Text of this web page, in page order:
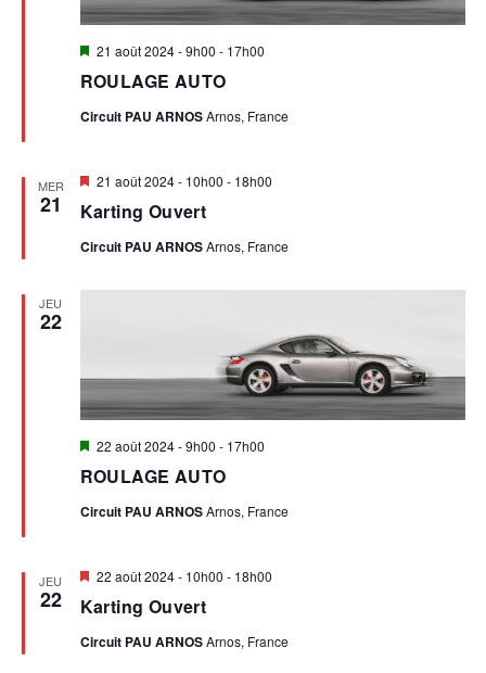
ROULAGE AUTO
Mis
avant
21 août 2024 - 9h00 - 17h00
Circuit PAU ARNOSArnos, France
MER
21 Karting Ouvert
Mis
avant
21 août 2024 - 10h00 - 18h00
Circuit PAU ARNOSArnos, France
JEU
22
ROULAGE AUTO
Mis
avant
22 août 2024 - 9h00 - 17h00
Circuit PAU ARNOSArnos, France
JEU
22 Karting Ouvert
Mis
avant
22 août 2024 - 10h00 - 18h00
Circuit PAU ARNOSArnos, France